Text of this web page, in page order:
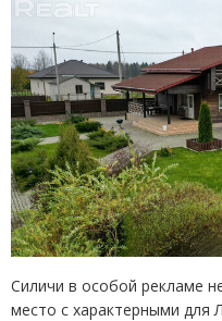
Силичи в особой рекламе
место с характерными